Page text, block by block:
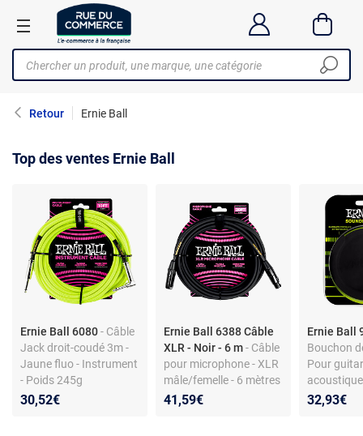
Retour Ernie Ball
Top des ventes Ernie Ball
Ernie Ball 6080- Câble
Jack droit-coudé 3m -
Jaune fluo - Instrument
- Poids 245g
30,52€
Ernie Ball 6388 Câble
XLR - Noir - 6 m- Câble
pour microphone - XLR
mâle/femelle - 6 mètres
- Noir
41,59€
Ernie Ball
Bouchon
Pour
noir
32,93€